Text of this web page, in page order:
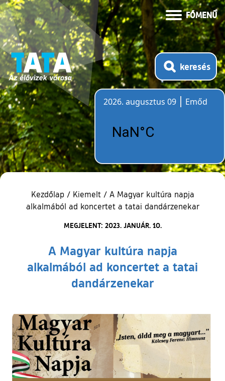
FŐMENÜ
keresés
2026. augusztus 09
Emőd
Kezdőlap / Kiemelt / A Magyar kultúra napja
alkalmából ad koncertet a tatai dandárzenekar
MEGJELENT: 2023. JANUÁR. 10.
A Magyar kultúra napja
alkalmából ad koncertet a tatai
dandárzenekar